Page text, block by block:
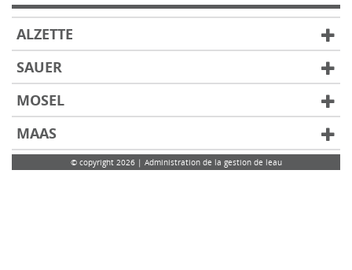
ALZETTE
SAUER
MOSEL
MAAS
© copyright 2026 | Administration de la gestion de leau